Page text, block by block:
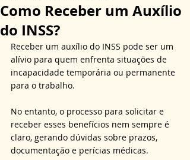
Como Receber um Auxílio
do INSS?
Receber um auxílio do INSS pode ser um
alívio para quem enfrenta situações de
incapacidade temporária ou permanente
para o trabalho.
No entanto, o processo para solicitar e
receber esses benefícios nem sempre é
claro, gerando dúvidas sobre prazos,
documentação e perícias médicas.